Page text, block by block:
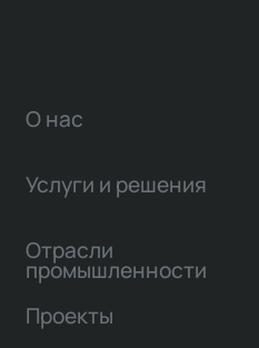
О нас
Услуги и решения
Отрасли
промышленности
Проекты